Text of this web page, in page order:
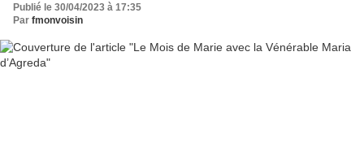
Publié le 30/04/2023 à 17:35
Par fmonvoisin